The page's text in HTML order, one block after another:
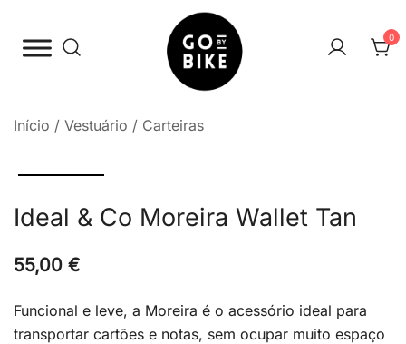
para
Go By Bike
0
Início / Vestuário / Carteiras
Ideal & Co Moreira Wallet Tan
55,00 €
Funcional e leve, a Moreira é o acessório ideal para
transportar cartões e notas, sem ocupar muito espaço